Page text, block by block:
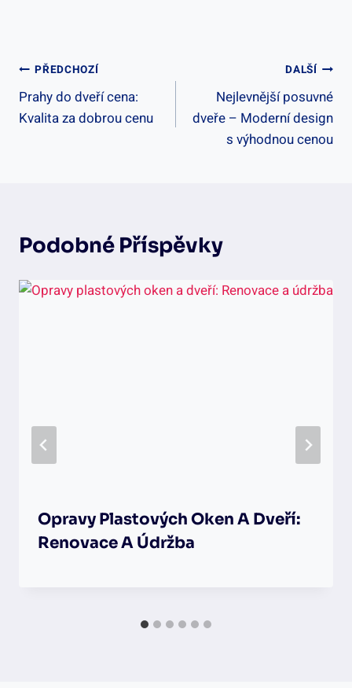
Navigace
Pro
PŘEDCHOZÍ
Prahy do dveří cena:
Kvalita za dobrou cenu
DALŠÍ
Nejlevnější posuvné
dveře – Moderní design
s výhodnou cenou
Podobné Příspěvky
Opravy Plastových Oken A Dveří:
Renovace A Údržba